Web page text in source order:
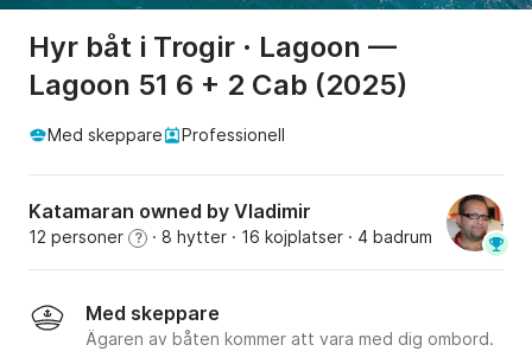
Hyr båt i Trogir · Lagoon —
Lagoon 51 6 + 2 Cab (2025)
Med skeppare Professionell
Katamaran owned by Vladimir
12 personer ? · 8 hytter · 16 kojplatser · 4 badrum
Med skeppare
Ägaren av båten kommer att vara med dig ombord.